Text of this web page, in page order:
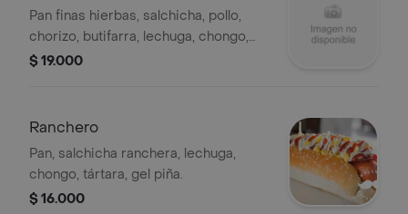
Pan finas hierbas, salchicha, pollo,
chorizo, butifarra, lechuga, chongo,
queso mozzarella lonchita, tártara, gel
$ 19.000
Ranchero
Pan, salchicha ranchera, lechuga,
chongo, tártara, gel piña.
$ 16.000